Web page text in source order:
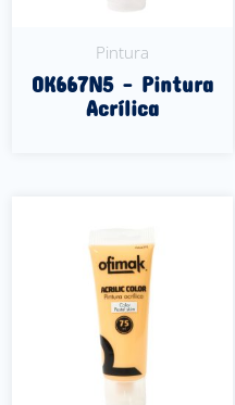
Pintura
OK667N5 – Pintura
Acrílica